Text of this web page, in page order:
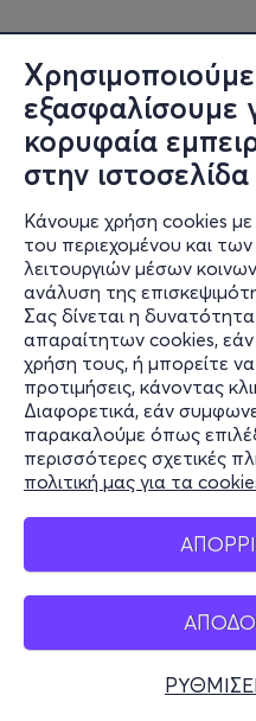
εξασφαλίσουμε
κορυφαία
στην
Κάνουμε χρήση cookies
του περιεχομένου και
λειτουργιών μέσων
ανάλυση της
Σας δίνεται η
απαραίτητων cookies,
χρήση τους, ή μπορείτε να
προτιμήσεις, κάνοντας
Διαφορετικά, εάν
παρακαλούμε όπως
περισσότερες σχετικές
πολιτική μας για τα